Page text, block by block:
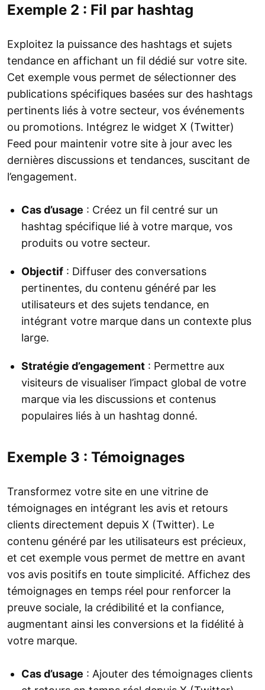
Exemple 2 : Fil par hashtag
Exploitez la puissance des hashtags et sujets
tendance en affichant un fil dédié sur votre site.
Cet exemple vous permet de sélectionner des
publications spécifiques basées sur des hashtags
pertinents liés à votre secteur, vos événements
ou promotions. Intégrez le widget X (Twitter)
Feed pour maintenir votre site à jour avec les
dernières discussions et tendances, suscitant de
l’engagement.
Cas d’usage : Créez un fil centré sur un
hashtag spécifique lié à votre marque, vos
produits ou votre secteur.
Objectif : Diffuser des conversations
pertinentes, du contenu généré par les
utilisateurs et des sujets tendance, en
intégrant votre marque dans un contexte plus
large.
Stratégie d’engagement : Permettre aux
visiteurs de visualiser l’impact global de votre
marque via les discussions et contenus
populaires liés à un hashtag donné.
Exemple 3 : Témoignages
Transformez votre site en une vitrine de
témoignages en intégrant les avis et retours
clients directement depuis X (Twitter). Le
contenu généré par les utilisateurs est précieux,
et cet exemple vous permet de mettre en avant
vos avis positifs en toute simplicité. Affichez des
témoignages en temps réel pour renforcer la
preuve sociale, la crédibilité et la confiance,
augmentant ainsi les conversions et la fidélité à
votre marque.
Cas d’usage : Ajouter des témoignages clients